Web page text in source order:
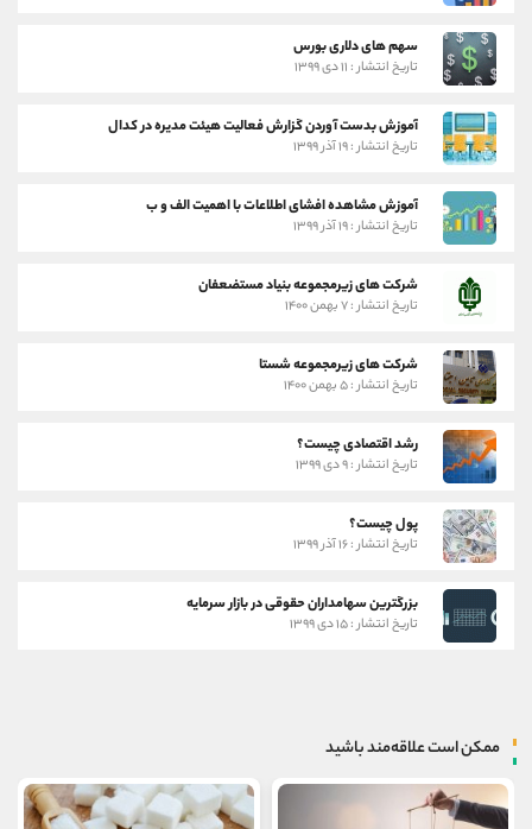
سهم های دلاری بورس
تاریخ انتشار : ۱۱ دی ۱۳۹۹
آموزش بدست آوردن گزارش فعالیت هیئت مدیره در کدال
تاریخ انتشار : ۱۹ آذر ۱۳۹۹
آموزش مشاهده افشای اطلاعات با اهمیت الف و ب
تاریخ انتشار : ۱۹ آذر ۱۳۹۹
شرکت های زیرمجموعه بنیاد مستضعفان
تاریخ انتشار : ۷ بهمن ۱۴۰۰
شرکت های زیرمجموعه شستا
تاریخ انتشار : ۵ بهمن ۱۴۰۰
رشد اقتصادی چیست؟
تاریخ انتشار : ۹ دی ۱۳۹۹
پول چیست؟
تاریخ انتشار : ۱۶ آذر ۱۳۹۹
بزرگترین سهامداران حقوقی در بازار سرمایه
تاریخ انتشار : ۱۵ دی ۱۳۹۹
ممکن است علاقه‌مند باشید